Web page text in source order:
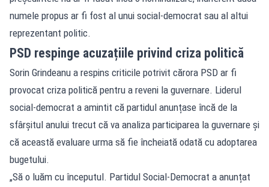
numele propus ar fi fost al unui social-democrat sau al altui
reprezentant politic.
PSD respinge acuzațiile privind criza politică
Sorin Grindeanu a respins criticile potrivit cărora PSD ar fi
provocat criza politică pentru a reveni la guvernare. Liderul
social-democrat a amintit că partidul anunțase încă de la
sfârșitul anului trecut că va analiza participarea la guvernare și
că această evaluare urma să fie încheiată odată cu adoptarea
bugetului.
„Să o luăm cu începutul. Partidul Social-Democrat a anunțat